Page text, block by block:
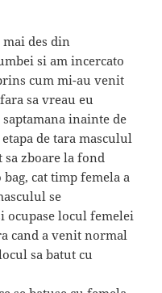
mai des din
si am incercato
cum mi-au venit
sa vreau eu
inainte de
de tara masculul
sa zboare la fond
cat timp femela a
se
ocupase locul femelei
cand a venit normal
sa batut cu